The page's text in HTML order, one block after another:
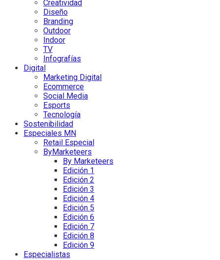
Creatividad
Diseño
Branding
Outdoor
Indoor
TV
Infografías
Digital
Marketing Digital
Ecommerce
Social Media
Esports
Tecnología
Sostenibilidad
Especiales MN
Retail Especial
ByMarketeers
By Marketeers
Edición 1
Edición 2
Edición 3
Edición 4
Edición 5
Edición 6
Edición 7
Edición 8
Edición 9
Especialistas